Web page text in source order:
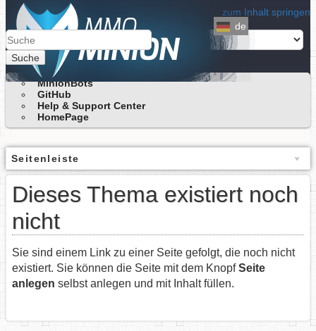
zum Inhalt springen
Suche
de
MinionBots
GitHub
Help & Support Center
HomePage
Seitenleiste
Dieses Thema existiert noch
nicht
Sie sind einem Link zu einer Seite gefolgt, die noch nicht
existiert. Sie können die Seite mit dem KnopfSeite
anlegen selbst anlegen und mit Inhalt füllen.